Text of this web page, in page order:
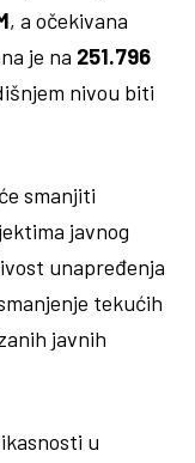
, a očekivana
je na 251.796
nivou biti
smanjiti
javnog
unapređenja
tekućih
javnih
u